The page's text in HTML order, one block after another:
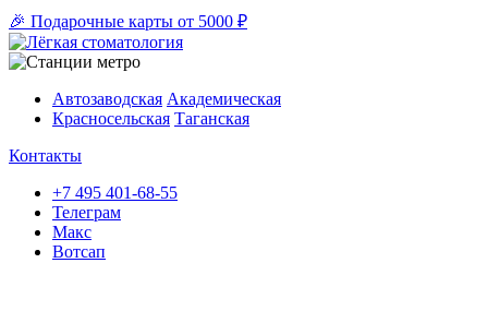
🎉 Подарочные карты от 5000 ₽
Автозаводская Академическая
Красносельская Таганская
Контакты
+7 495 401-68-55
Телеграм
Макс
Вотсап